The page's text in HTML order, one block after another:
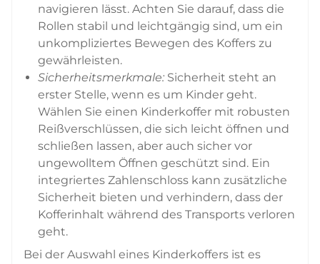
navigieren lässt. Achten Sie darauf, dass die
Rollen stabil und leichtgängig sind, um ein
unkompliziertes Bewegen des Koffers zu
gewährleisten.
Sicherheitsmerkmale: Sicherheit steht an
erster Stelle, wenn es um Kinder geht.
Wählen Sie einen Kinderkoffer mit robusten
Reißverschlüssen, die sich leicht öffnen und
schließen lassen, aber auch sicher vor
ungewolltem Öffnen geschützt sind. Ein
integriertes Zahlenschloss kann zusätzliche
Sicherheit bieten und verhindern, dass der
Kofferinhalt während des Transports verloren
geht.
Bei der Auswahl eines Kinderkoffers ist es